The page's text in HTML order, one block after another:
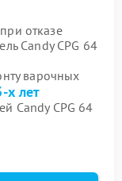
отказе
Candy CPG 64
варочных
х лет
Candy CPG 64